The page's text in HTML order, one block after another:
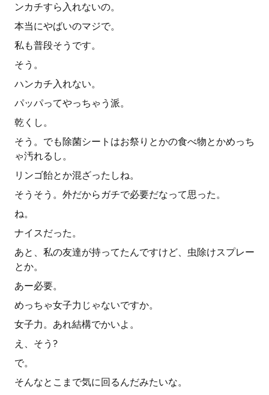
ンカチすら入れないの。
本当にやばいのマジで。
私も普段そうです。
そう。
ハンカチ入れない。
パッパってやっちゃう派。
乾くし。
そう。でも除菌シートはお祭りとかの食べ物とかめっち
ゃ汚れるし。
リンゴ飴とか混ざったしね。
そうそう。外だからガチで必要だなって思った。
ね。
ナイスだった。
あと、私の友達が持ってたんですけど、虫除けスプレー
とか。
あー必要。
めっちゃ女子力じゃないですか。
女子力。あれ結構でかいよ。
え、そう?
で。
そんなとこまで気に回るんだみたいな。